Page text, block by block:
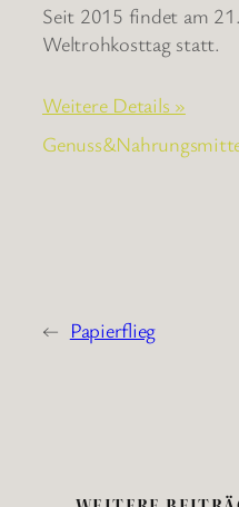
Seit 2015 findet am
Weltrohkosttag statt.
Weitere Details »
← Papierflieg